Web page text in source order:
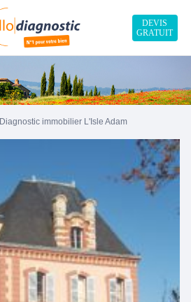
DEVIS
GRATUIT
Diagnostic immobilier L'Isle Adam